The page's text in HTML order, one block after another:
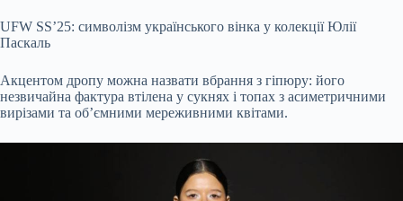
UFW SS’25: символізм українського вінка у колекції Юлії
Паскаль
Акцентом дропу можна назвати вбрання з гіпюру: його
незвичайна фактура втілена у сукнях і топах з асиметричними
вирізами та обʼємними мереживними квітами.